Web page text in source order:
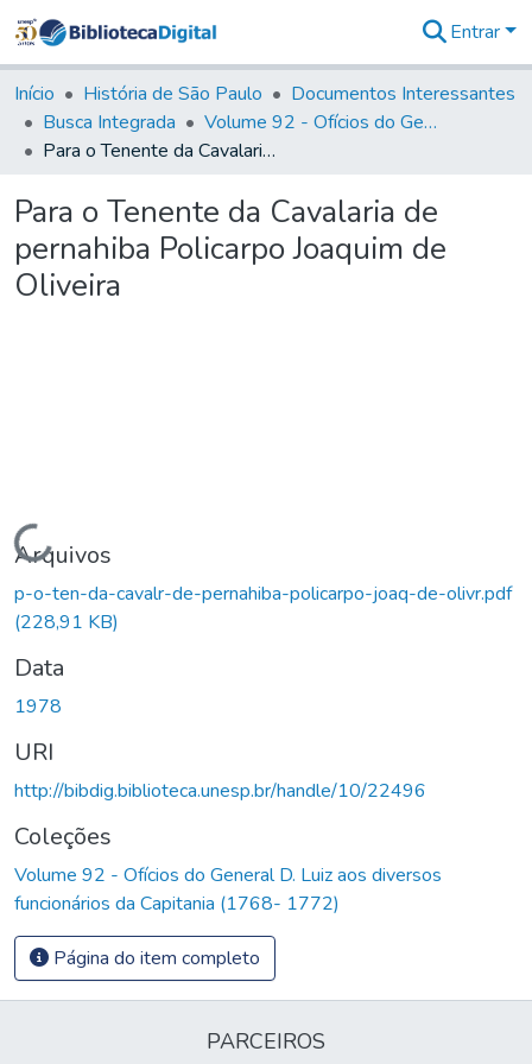
&
Coleções
Tudo na
Biblioteca
Estatísticas
Entrar
Início História de São Paulo
Documentos Interessantes
Busca Integrada
Volume 92 - Ofícios do General D. Luiz aos diversos funcionários da Capitania (1768- 1772)
Para o Tenente da Cavalaria de pernahiba Policarpo Joaquim de Oliveira
Para o Tenente da Cavalaria de
pernahiba Policarpo Joaquim de
Oliveira
Carregando...
Arquivos
p-o-ten-da-cavalr-de-pernahiba-policarpo-joaq-de-olivr.pdf
(228,91 KB)
Data
1978
URI
http://bibdig.biblioteca.unesp.br/handle/10/22496
Coleções
Volume 92 - Ofícios do General D. Luiz aos diversos
funcionários da Capitania (1768- 1772)
Página do item completo
PARCEIROS